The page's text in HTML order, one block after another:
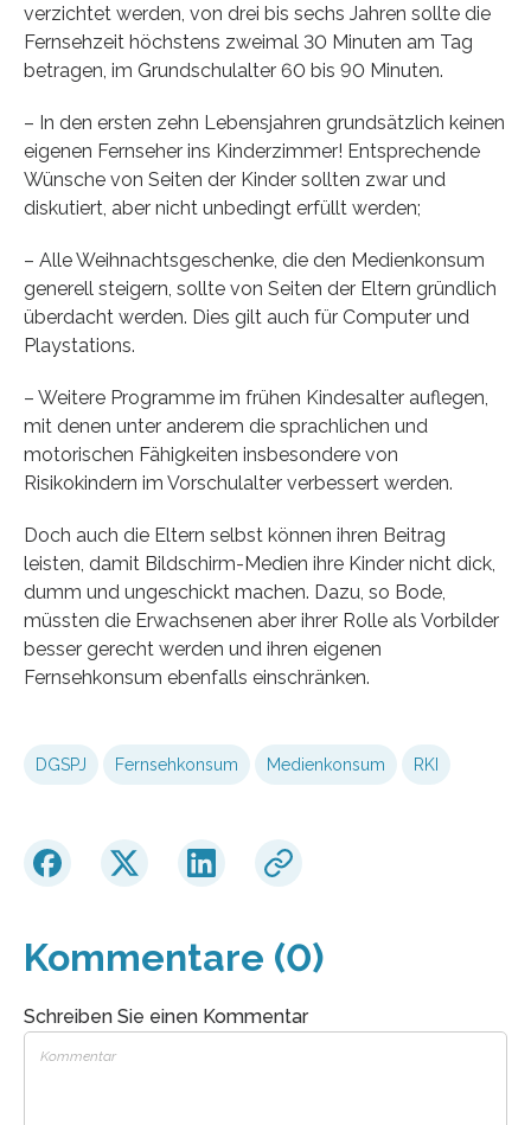
verzichtet werden, von drei bis sechs Jahren sollte die
Fernsehzeit höchstens zweimal 30 Minuten am Tag
betragen, im Grundschulalter 60 bis 90 Minuten.
– In den ersten zehn Lebensjahren grundsätzlich keinen
eigenen Fernseher ins Kinderzimmer! Entsprechende
Wünsche von Seiten der Kinder sollten zwar und
diskutiert, aber nicht unbedingt erfüllt werden;
– Alle Weihnachtsgeschenke, die den Medienkonsum
generell steigern, sollte von Seiten der Eltern gründlich
überdacht werden. Dies gilt auch für Computer und
Playstations.
– Weitere Programme im frühen Kindesalter auflegen,
mit denen unter anderem die sprachlichen und
motorischen Fähigkeiten insbesondere von
Risikokindern im Vorschulalter verbessert werden.
Doch auch die Eltern selbst können ihren Beitrag
leisten, damit Bildschirm-Medien ihre Kinder nicht dick,
dumm und ungeschickt machen. Dazu, so Bode,
müssten die Erwachsenen aber ihrer Rolle als Vorbilder
besser gerecht werden und ihren eigenen
Fernsehkonsum ebenfalls einschränken.
DGSPJ Fernsehkonsum Medienkonsum RKI
Kommentare (0)
Schreiben Sie einen Kommentar